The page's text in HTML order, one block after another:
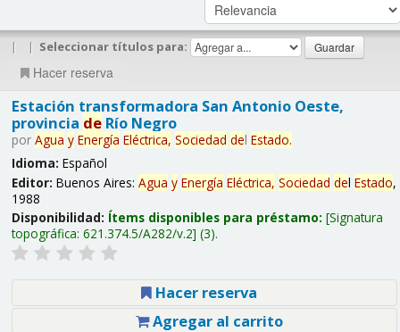
| | Seleccionar títulos para:
Hacer reserva
Estación transformadora San Antonio Oeste,
provincia deRío Negro
por Agua y Energía Eléctrica, Sociedad del Estado.
Idioma: Español
Editor: Buenos Aires: Agua y Energía Eléctrica, Sociedad del Estado,
1988
Disponibilidad: Ítems disponibles para préstamo: Signatura
topográfica: 621.374.5/A282/v.2 (3).
Hacer reserva
Agregar al carrito